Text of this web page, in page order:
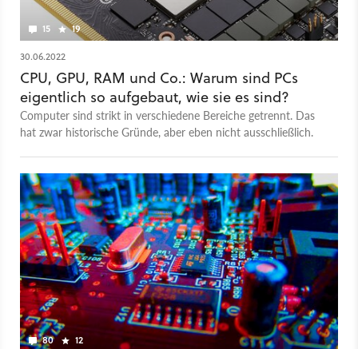
15 19
30.06.2022
CPU, GPU, RAM und Co.: Warum sind PCs
eigentlich so aufgebaut, wie sie es sind?
Computer sind strikt in verschiedene Bereiche getrennt. Das
hat zwar historische Gründe, aber eben nicht ausschließlich.
80 12